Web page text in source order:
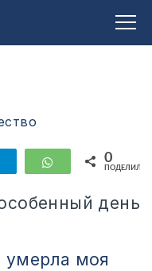
Telegram WhatsApp
0
день
умерла моя